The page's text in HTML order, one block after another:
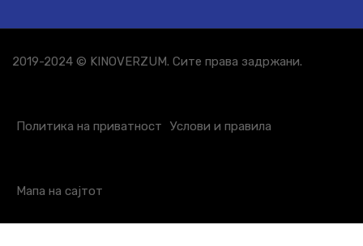
2019-2024 © KINOVERZUM. Сите права задржани.
Политика на приватност Услови и правила
Мапа на сајтот